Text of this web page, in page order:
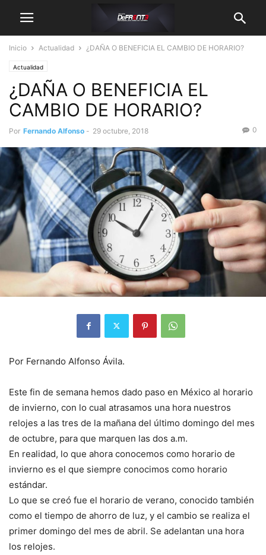
Inicio Actualidad ¿DAÑA O BENEFICIA EL CAMBIO DE HORARIO?
Actualidad
¿DAÑA O BENEFICIA EL
CAMBIO DE HORARIO?
Por Fernando Alfonso - 29 octubre, 2018 0
Por Fernando Alfonso Ávila.
Este fin de semana hemos dado paso en México al horario
de invierno, con lo cual atrasamos una hora nuestros
relojes a las tres de la mañana del último domingo del mes
de octubre, para que marquen las dos a.m.
En realidad, lo que ahora conocemos como horario de
invierno es el que siempre conocimos como horario
estándar.
Lo que se creó fue el horario de verano, conocido también
como el tiempo de ahorro de luz, y el cambio se realiza el
primer domingo del mes de abril. Se adelantan una hora
los relojes.